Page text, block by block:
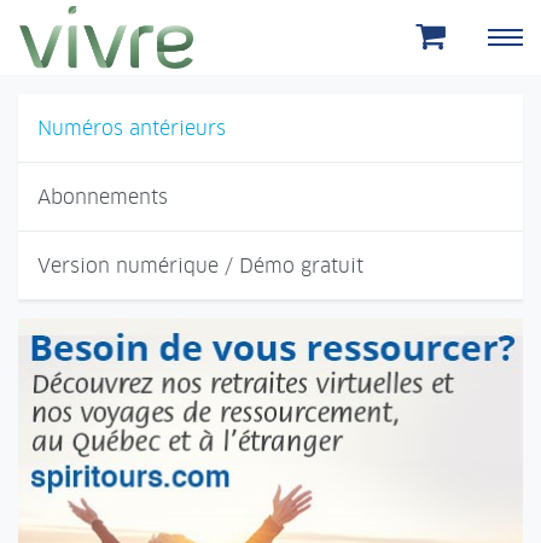
Aller au menu principal
Aller au contenu principal
Numéros antérieurs
Abonnements
Version numérique / Démo gratuit